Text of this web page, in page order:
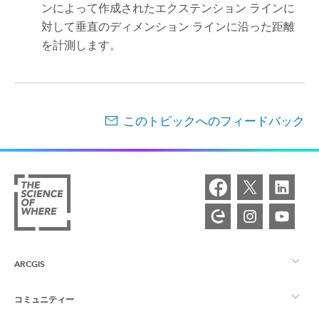
ンによって作成されたエクステンション ラインに
対して垂直のディメンション ラインに沿った距離
を計測します。
このトピックへのフィードバック
ARCGIS
ArcGIS の概要
コミュニティー